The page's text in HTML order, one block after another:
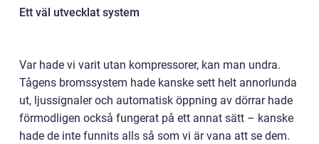
Ett väl utvecklat system
Var hade vi varit utan kompressorer, kan man undra.
Tågens bromssystem hade kanske sett helt annorlunda
ut, ljussignaler och automatisk öppning av dörrar hade
förmodligen också fungerat på ett annat sätt – kanske
hade de inte funnits alls så som vi är vana att se dem.